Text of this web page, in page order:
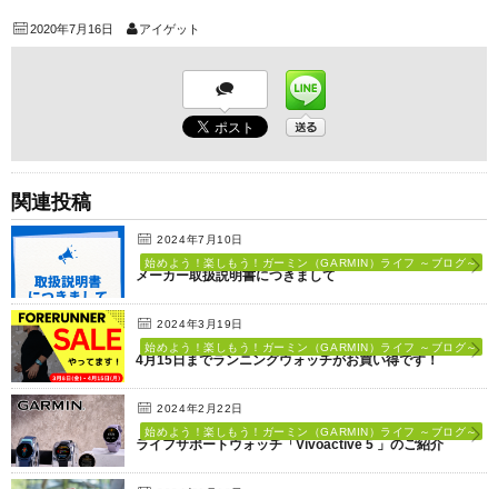
2020年7月16日 アイゲット
関連投稿
2024年7月10日
始めよう！楽しもう！ガーミン（GARMIN）ライフ ～ブログ～
メーカー取扱説明書につきまして
2024年3月19日
始めよう！楽しもう！ガーミン（GARMIN）ライフ ～ブログ～
4月15日までランニングウォッチがお買い得です！
2024年2月22日
始めよう！楽しもう！ガーミン（GARMIN）ライフ ～ブログ～
ライフサポートウォッチ「Vivoactive 5 」のご紹介